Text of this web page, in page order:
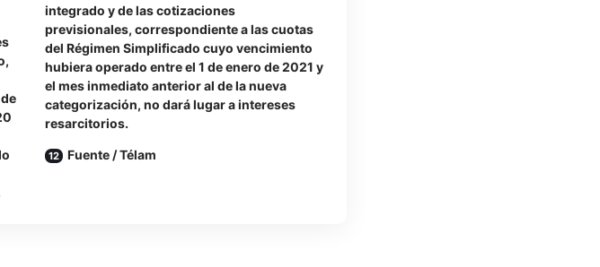
integrado y de las cotizaciones
previsionales, correspondiente a las cuotas
del Régimen Simplificado cuyo vencimiento
hubiera operado entre el 1 de enero de 2021 y
el mes inmediato anterior al de la nueva
categorización, no dará lugar a intereses
resarcitorios.
Fuente / Télam